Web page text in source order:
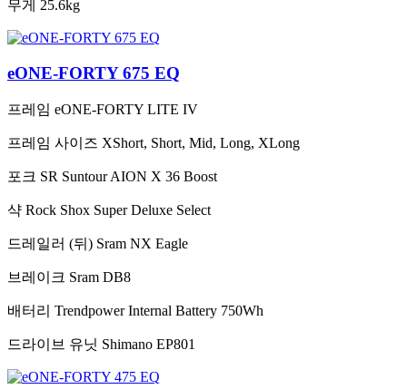
무게 25.6kg
eONE-FORTY 675 EQ
프레임 eONE-FORTY LITE IV
프레임 사이즈 XShort, Short, Mid, Long, XLong
포크 SR Suntour AION X 36 Boost
샥 Rock Shox Super Deluxe Select
드레일러 (뒤) Sram NX Eagle
브레이크 Sram DB8
배터리 Trendpower Internal Battery 750Wh
드라이브 유닛 Shimano EP801